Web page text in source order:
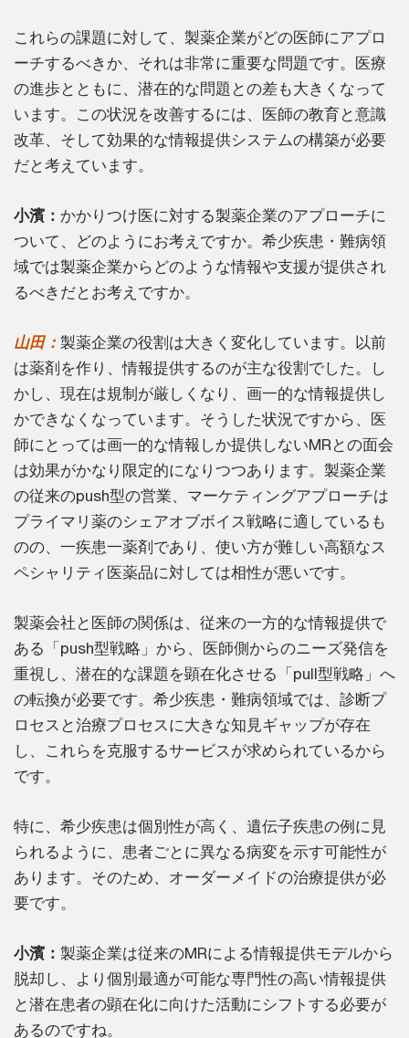
これらの課題に対して、製薬企業がどの医師にアプロ
ーチするべきか、それは非常に重要な問題です。医療
の進歩とともに、潜在的な問題との差も大きくなって
います。この状況を改善するには、医師の教育と意識
改革、そして効果的な情報提供システムの構築が必要
だと考えています。
小濱： かかりつけ医に対する製薬企業のアプローチに
ついて、どのようにお考えですか。希少疾患・難病領
域では製薬企業からどのような情報や支援が提供され
るべきだとお考えですか。
山田： 製薬企業の役割は大きく変化しています。以前
は薬剤を作り、情報提供するのが主な役割でした。し
かし、現在は規制が厳しくなり、画一的な情報提供し
かできなくなっています。そうした状況ですから、医
師にとっては画一的な情報しか提供しないMRとの面会
は効果がかなり限定的になりつつあります。製薬企業
の従来のpush型の営業、マーケティングアプローチは
プライマリ薬のシェアオブボイス戦略に適しているも
のの、一疾患一薬剤であり、使い方が難しい高額なス
ペシャリティ医薬品に対しては相性が悪いです。
製薬会社と医師の関係は、従来の一方的な情報提供で
ある「push型戦略」から、医師側からのニーズ発信を
重視し、潜在的な課題を顕在化させる「pull型戦略」へ
の転換が必要です。希少疾患・難病領域では、診断プ
ロセスと治療プロセスに大きな知見ギャップが存在
し、これらを克服するサービスが求められているから
です。
特に、希少疾患は個別性が高く、遺伝子疾患の例に見
られるように、患者ごとに異なる病変を示す可能性が
あります。そのため、オーダーメイドの治療提供が必
要です。
小濱： 製薬企業は従来のMRによる情報提供モデルから
脱却し、より個別最適が可能な専門性の高い情報提供
と潜在患者の顕在化に向けた活動にシフトする必要が
あるのですね。